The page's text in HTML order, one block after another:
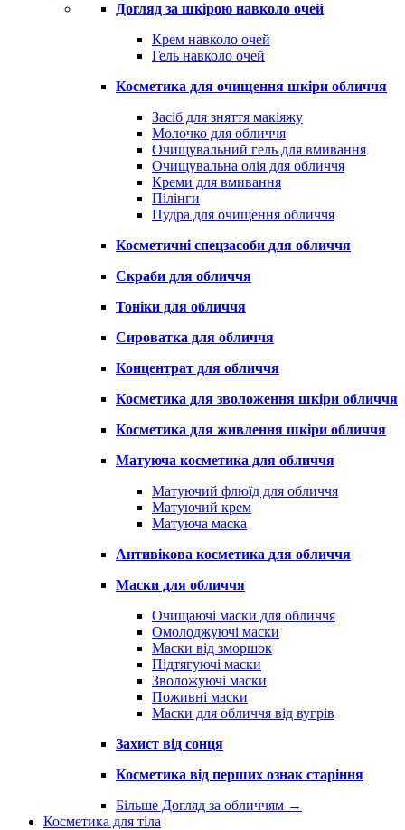
Догляд за шкірою навколо очей
Крем навколо очей
Гель навколо очей
Косметика для очищення шкіри обличчя
Засіб для зняття макіяжу
Молочко для обличчя
Очищувальний гель для вмивання
Очищувальна олія для обличчя
Креми для вмивання
Пілінги
Пудра для очищення обличчя
Косметичні спецзасоби для обличчя
Скраби для обличчя
Тоніки для обличчя
Сироватка для обличчя
Концентрат для обличчя
Косметика для зволоження шкіри обличчя
Косметика для живлення шкіри обличчя
Матуюча косметика для обличчя
Матуючий флюїд для обличчя
Матуючий крем
Матуюча маска
Антивікова косметика для обличчя
Маски для обличчя
Очищаючі маски для обличчя
Омолоджуючі маски
Маски від зморшок
Підтягуючі маски
Зволожуючі маски
Поживні маски
Маски для обличчя від вугрів
Захист від сонця
Косметика від перших ознак старіння
Більше Догляд за обличчям →
Косметика для тіла